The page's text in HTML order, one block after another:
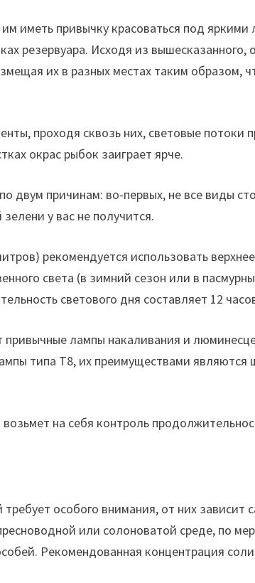
иметь привычку красоваться под
резервуара. Исходя из
их в разных местах таким
проходя сквозь них, световые потоки
окрас рыбок заиграет ярче.
двум причинам: во-первых, не все виды
у вас не получится.
рекомендуется использовать
света (в зимний сезон или в
светового дня составляет 12
привычные лампы накаливания и
типа Т8, их преимуществами
на себя контроль
особого внимания, от них
или солоноватой среде, по
Рекомендованная концентрация